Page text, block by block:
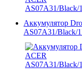
Аккумулятор
AS07A31/Black/